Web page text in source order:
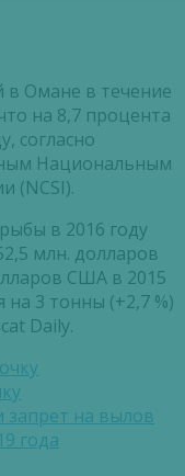
Омане в течение
на 8,7 процента
согласно
Национальным
(NCSI).
в 2016 году
млн. долларов
США в 2015
на 3 тонны (+2,7 %)
Daily.
запрет на вылов
года